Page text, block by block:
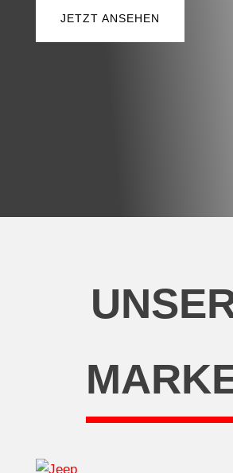
JETZT ANSEHEN